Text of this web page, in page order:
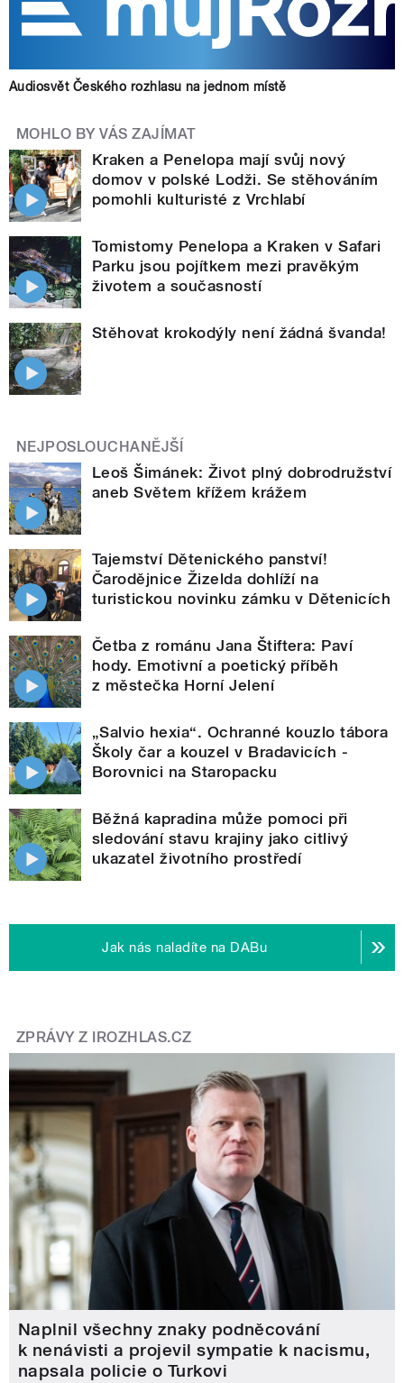
Audiosvět Českého rozhlasu na jednom místě
MOHLO BY VÁS ZAJÍMAT
Kraken a Penelopa mají svůj nový
domov v polské Lodži. Se stěhováním
pomohli kulturisté z Vrchlabí
Tomistomy Penelopa a Kraken v Safari
Parku jsou pojítkem mezi pravěkým
životem a současností
Stěhovat krokodýly není žádná švanda!
NEJPOSLOUCHANĚJŠÍ
Leoš Šimánek: Život plný dobrodružství
aneb Světem křížem krážem
Tajemství Dětenického panství!
Čarodějnice Žizelda dohlíží na
turistickou novinku zámku v Dětenicích
Četba z románu Jana Štiftera: Paví
hody. Emotivní a poetický příběh
z městečka Horní Jelení
„Salvio hexia“. Ochranné kouzlo tábora
Školy čar a kouzel v Bradavicích -
Borovnici na Staropacku
Běžná kapradina může pomoci při
sledování stavu krajiny jako citlivý
ukazatel životního prostředí
Jak nás naladíte na DABu
ZPRÁVY Z IROZHLAS.CZ
Naplnil všechny znaky podněcování
k nenávisti a projevil sympatie k nacismu,
napsala policie o Turkovi